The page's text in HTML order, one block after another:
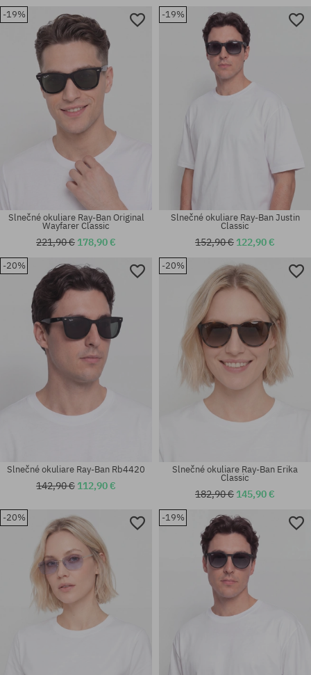
Dostupné veľkosti:
Dostupné veľkosti:
Dostupné veľkosti:
Dostupné veľkosti:
-19%
Dostupné veľkosti:
Slnečné okuliare Ray-Ban Original
Wayfarer Classic
221,90 € 178,90 €
-19%
Dostupné veľkosti:
Slnečné okuliare Ray-Ban Justin
Classic
152,90 € 122,90 €
-20%
Slnečné okuliare Ray-Ban Rb4420
142,90 € 112,90 €
-20%
Slnečné okuliare Ray-Ban Erika
Classic
182,90 € 145,90 €
-20% -19%